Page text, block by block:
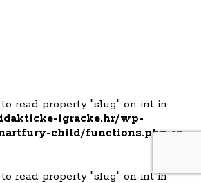
read property "slug" on int in
igracke.hr/wp-
child/functions.phpon
read property "slug" on int in